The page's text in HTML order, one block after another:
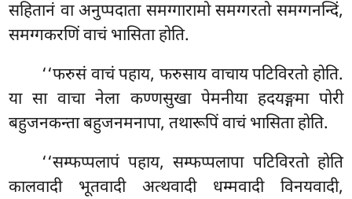
सहितानं वा अनुप्पदाता समग्गारामो समग्गरतो समग्गनन्दिं,
समग्गकरणिं वाचं भासिता होति.
‘‘फरुसं वाचं पहाय, फरुसाय वाचाय पटिविरतो होति.
या सा वाचा नेला कण्णसुखा पेमनीया हदयङ्गमा पोरी
बहुजनकन्ता बहुजनमनापा, तथारूपिं वाचं भासिता होति.
‘‘सम्फप्पलापंपहाय, सम्फप्पलापा पटिविरतो होति
कालवादी भूतवादी अत्थवादी धम्मवादी विनयवादी,